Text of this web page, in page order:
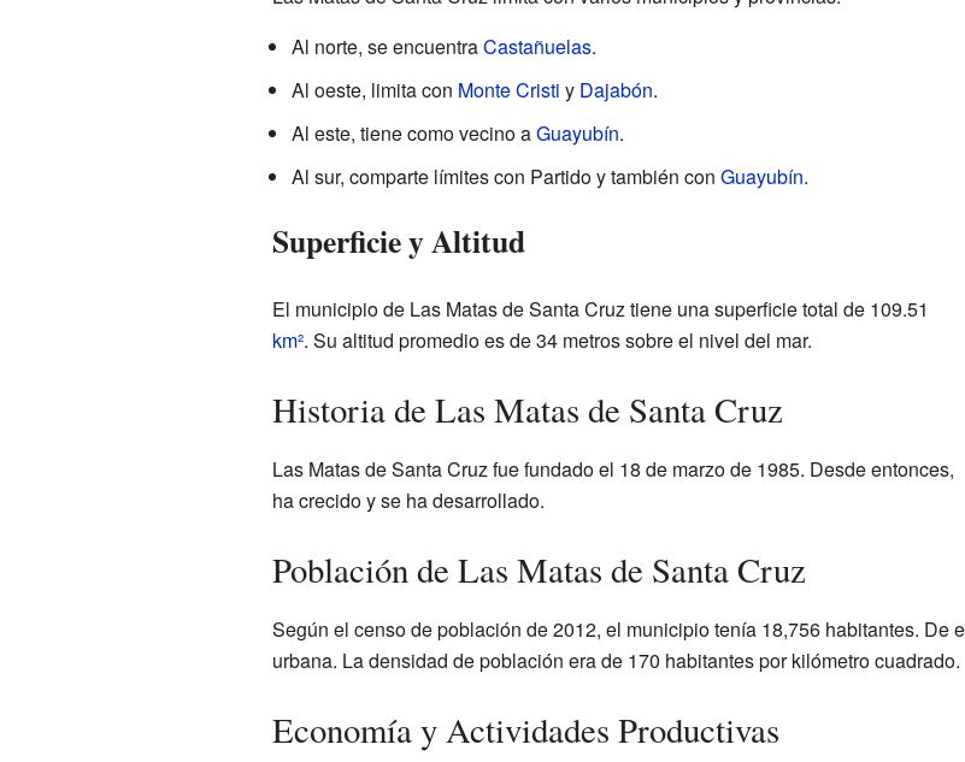
Al norte, se encuentraCastañuelas.
Al oeste, limita con Monte Cristi y Dajabón.
Al este, tiene como vecino aGuayubín.
Al sur, comparte límites con Partido y también con Guayubín.
Superficie y Altitud
El municipio de Las Matas de Santa Cruz tiene una superficie total de 109.51
km². Su altitud promedio es de 34 metros sobre el nivel del mar.
Historia de Las Matas de Santa Cruz
Las Matas de Santa Cruz fue fundado el 18 de marzo de 1985. Desde entonces,
ha crecido y se ha desarrollado.
Población de Las Matas de Santa Cruz
Según el censo de población de 2012, el municipio tenía 18,756 habitantes. De
urbana. La densidad de población era de 170 habitantes por kilómetro cuadrado.
Economía y Actividades Productivas